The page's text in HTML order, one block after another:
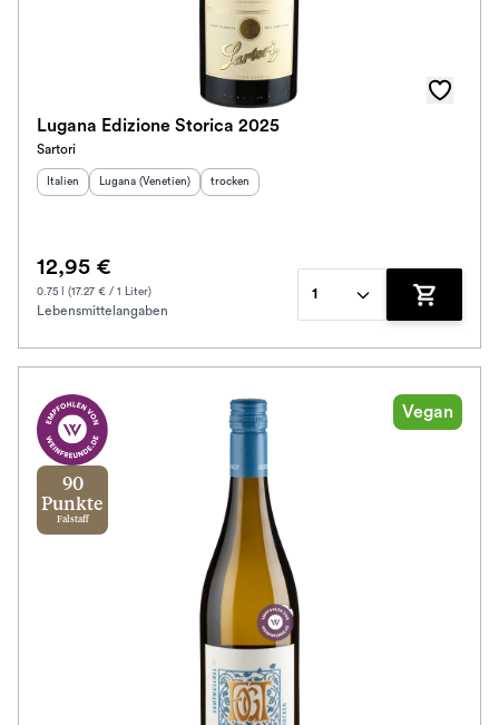
Lugana Edizione Storica 2025
Sartori
Herkunftsland:
Italien Herkunftsregion:
Lugana (Venetien) Geschmack
trocken
12,95 €
0.75 l (17.27 € / 1 Liter)
Lebensmittelangaben
1
Zum
90
Punkte
Falstaff
Vegan